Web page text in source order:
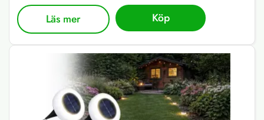
Läs mer Köp